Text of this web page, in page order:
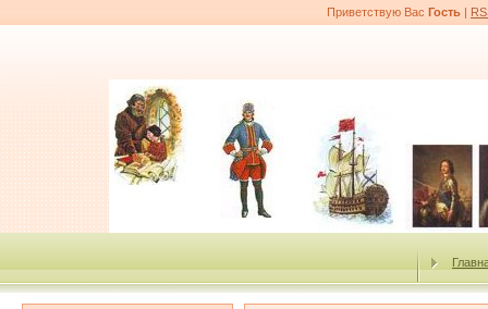
Приветствую Вас Гость |